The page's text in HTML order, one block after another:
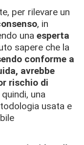
per rilevare un
, in
una esperta
sapere che la
conforme a
avrebbe
rischio di
una
usata e